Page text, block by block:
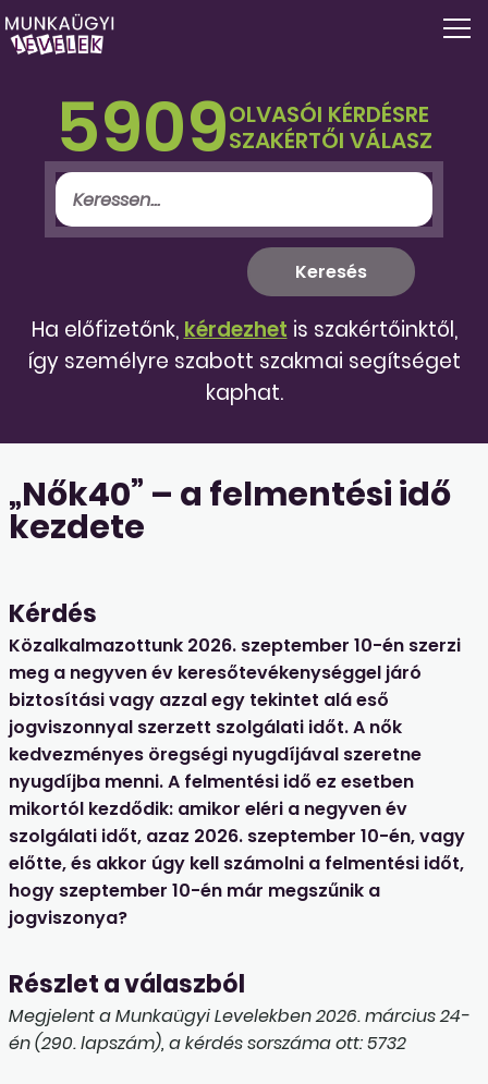
5909OLVASÓI KÉRDÉSRE
SZAKÉRTŐI VÁLASZ
Ha előfizetőnk, kérdezhet is szakértőinktől,
így személyre szabott szakmai segítséget
kaphat.
„Nők40” – a felmentési idő
kezdete
Kérdés
Közalkalmazottunk 2026. szeptember 10-én szerzi
meg a negyven év keresőtevékenységgel járó
biztosítási vagy azzal egy tekintet alá eső
jogviszonnyal szerzett szolgálati időt. A nők
kedvezményes öregségi nyugdíjával szeretne
nyugdíjba menni. A felmentési idő ez esetben
mikortól kezdődik: amikor eléri a negyven év
szolgálati időt, azaz 2026. szeptember 10-én, vagy
előtte, és akkor úgy kell számolni a felmentési időt,
hogy szeptember 10-én már megszűnik a
jogviszonya?
Részlet a válaszból
Megjelent a Munkaügyi Levelekben 2026. március 24-
én (290. lapszám), a kérdés sorszáma ott: 5732